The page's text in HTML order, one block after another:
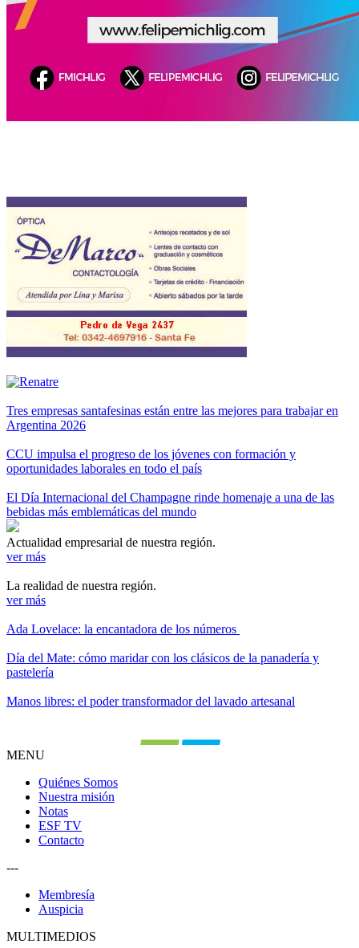
Tres empresas santafesinas están entre las mejores para trabajar en
Argentina 2026
CCU impulsa el progreso de los jóvenes con formación y
oportunidades laborales en todo el país
El Día Internacional del Champagne rinde homenaje a una de las
bebidas más emblemáticas del mundo
Actualidad empresarial de nuestra región.
ver más
La realidad de nuestra región.
ver más
Ada Lovelace: la encantadora de los números
Día del Mate: cómo maridar con los clásicos de la panadería y
pastelería
Manos libres: el poder transformador del lavado artesanal
MENU
Quiénes Somos
Nuestra misión
Notas
ESF TV
Contacto
---
Membresía
Auspicia
MULTIMEDIOS